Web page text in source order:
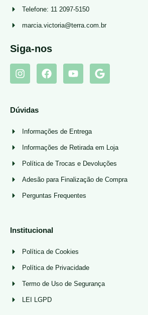
Telefone: 11 2097-5150
marcia.victoria@terra.com.br
Siga-nos
Dúvidas
Informações de Entrega
Informações de Retirada em Loja
Política de Trocas e Devoluções
Adesão para Finalização de Compra
Perguntas Frequentes
Institucional
Política de Cookies
Política de Privacidade
Termo de Uso de Segurança
LEI LGPD